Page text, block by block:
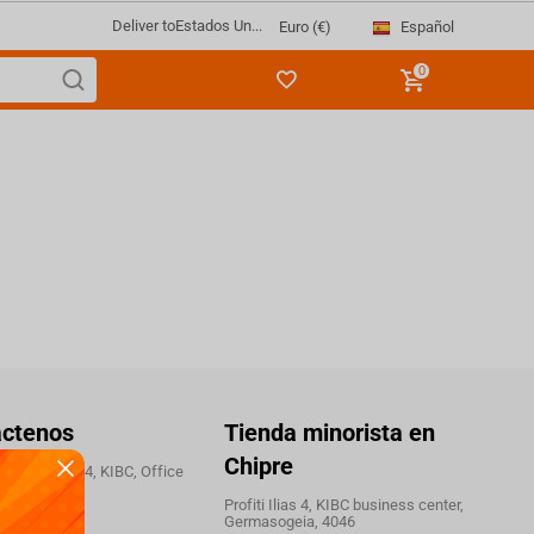
Deliver toEstados Un... Euro (€) Español
0
Profiti Ilias 4, KIBC, Office
hours:
Tienda minorista en
Chipre
Profiti Ilias 4, KIBC business center,
Germasogeia, 4046